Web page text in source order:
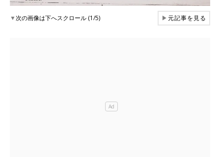
▼次の画像は下へスクロール (1/5) ▶元記事を見る